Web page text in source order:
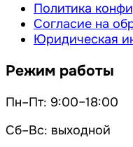
Политика
Согласие на
Юридическая
Режим работы
Пн–Пт: 9:00–18:00
Сб–Вс: выходной